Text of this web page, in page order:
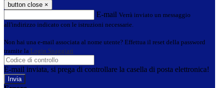
button close ×
E-mail Verrà inviato un messaggio
all'indirizzo indicato con le istruzioni necessarie.
Non hai una e-mail associata al nome utente? Effettua il reset della password
tramite la Login Spaggiari
E-mail inviata, si prega di controllare la casella di posta elettronica!